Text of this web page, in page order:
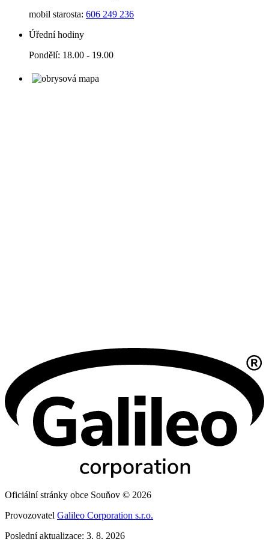
mobil starosta: 606 249 236
Úřední hodiny
Pondělí: 18.00 - 19.00
Oficiální stránky obce Souňov © 2026
Provozovatel Galileo Corporation s.r.o.
Poslední aktualizace: 3. 8. 2026